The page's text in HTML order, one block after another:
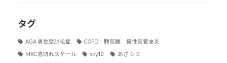
タグ
AGA 男性型脱毛症 COPD 肺気腫 慢性気管支炎
MRC息切れスケール sky10 あざ シミ